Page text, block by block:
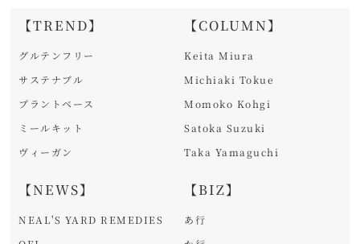
【TREND】
グルテンフリー
サステナブル
プラントベース
ミールキット
ヴィーガン
【NEWS】
NEAL'S YARD REMEDIES
【COLUMN】
Keita Miura
Michiaki Tokue
Momoko Kohgi
Satoka Suzuki
Taka Yamaguchi
【BIZ】
あ行